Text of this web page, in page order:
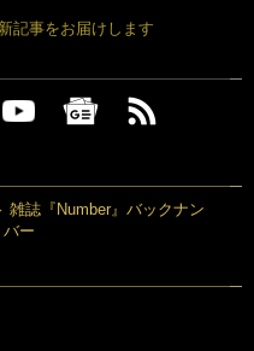
記事をお届けします
雑誌『Number』バックナン
バー